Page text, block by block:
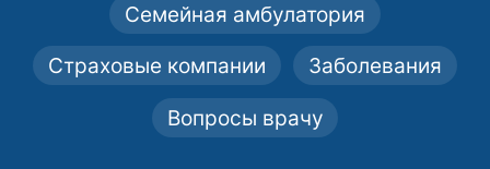
Семейная амбулатория
Страховые компании Заболевания
Вопросы врачу